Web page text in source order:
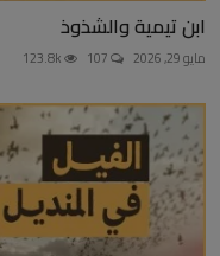
ابن تيمية والشذوذ
مايو 29, 2026